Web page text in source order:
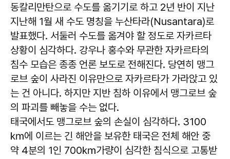
동칼리만탄으로 수도를 옮기기로 하고 2년 반이 지난
지난해 1월 새 수도 명칭을 누산타라(Nusantara)로
발표했다. 서둘러 수도를 옮겨야 할 정도로 자카르타
상황이 심각하다. 강우나 홍수와 무관한 자카르타의
침수 모습은 종종 언론 보도로 전해진다. 당연히 맹그
로브 숲이 사라진 이유만으로 자카르타가 가라앉고 있
는 건 아니다. 하지만 지반 침하 이유에서 맹그로브 숲
의 파괴를 빼놓을 수는 없다.
태국에서도 맹그로브 숲의 손실이 심각하다. 3100
㎞에 이르는 긴 해안을 보유한 태국은 전체 해안 중
약 4분의 1인 700㎞가량이 심각한 침식으로 고통받